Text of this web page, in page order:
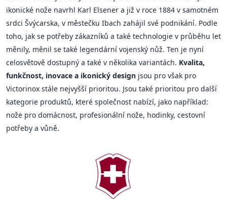
ikonické nože navrhl Karl Elsener a již v roce 1884 v samotném
srdci Švýcarska, v městečku Ibach zahájil své podnikání. Podle
toho, jak se potřeby zákazníků a také technologie v průběhu let
měnily, měnil se také legendární vojenský nůž. Ten je nyní
celosvětově dostupný a také v několika variantách. Kvalita,
funkčnost, inovace a ikonický design jsou pro však pro
Victorinox stále nejvyšší prioritou. Jsou také prioritou pro další
kategorie produktů, které společnost nabízí, jako například:
nože pro domácnost, profesionální nože, hodinky, cestovní
potřeby a vůně.